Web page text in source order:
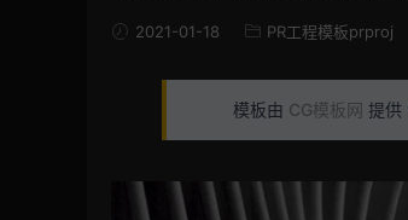
2021-01-18 PR工程模板prproj
模板由 CG模板网 提供